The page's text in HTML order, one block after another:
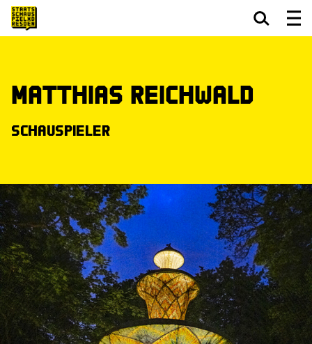
Matthias Reichwald
Schauspieler